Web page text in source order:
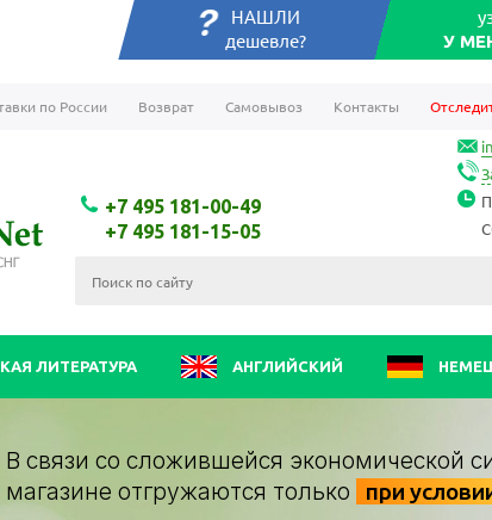
НАШЛИ
дешевле?
У
по России Возврат Самовывоз Контакты
+7 495 181-00-49
+7 495 181-15-05
ЛИТЕРАТУРА АНГЛИЙСКИЙ
В связи со сложившейся экономической
магазине отгружаются только
при